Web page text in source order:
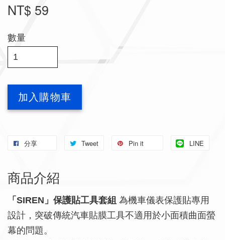
NT$ 59
數量
加入購物車
分享 Tweet Pin it LINE
商品介紹
「SIREN」保護貼工具套組 為機車儀表保護貼專用
設計，突破傳統汽車貼膜工具不適用於小面積曲面螢
幕的問題。